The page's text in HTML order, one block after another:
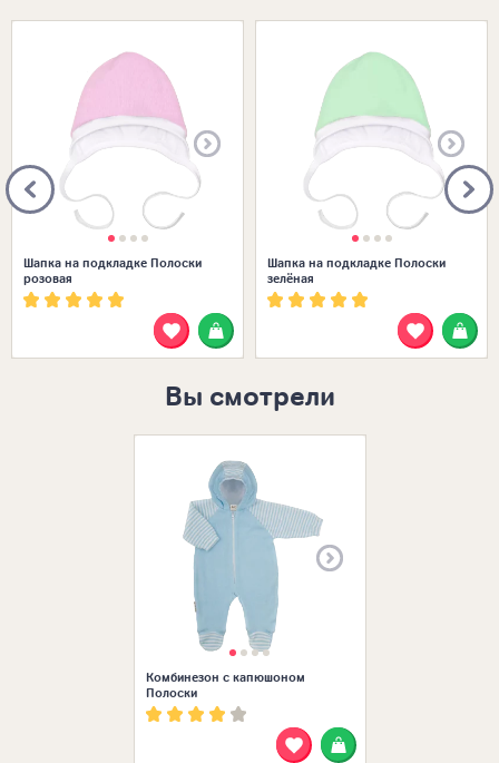
Шапка на подкладке Полоски
розовая
Шапка на подкладке Полоски
зелёная
Вы смотрели
Комбинезон с капюшоном
Полоски